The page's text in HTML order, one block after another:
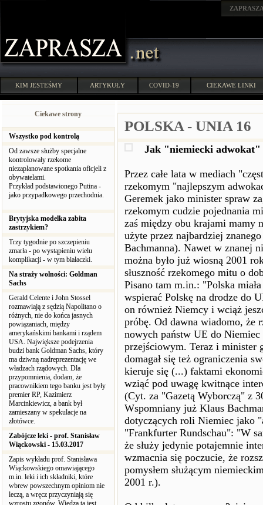
KIM JESTEŚMY ARTYKUŁY COVID-19 CIEKAWE LINKI
Ciekawe strony
Wszystko pod kontrolą
Od zawsze służby specjalne
kontrolowały rzekome
niezaplanowane spotkania oficjeli z
obywatelami.
Przykład podstawionego Putina -
jako przypadkowego przechodnia.
Brytyjska modelka zabita
zastrzykiem?
Trzy tygodnie po szczepieniu
zmarła - po wystąpieniu wielu
komplikacji - w tym białaczki.
Na straży wolności: Goldman
Sachs
Gerald Celente i John Stossel
rozmawiają z sędzią Napolitano o
różnych, nie do końca jasnych
powiązaniach, między
amerykańskimi bankami i rządem
USA. Największe podejrzenia
budzi bank Goldman Sachs, który
ma dziwną nadreprezentację we
władzach rządowych. Dla
przypomnienia, dodam, że
pracownikiem tego banku jest były
premier RP, Kazimierz
Marcinkiewicz, a bank był
zamieszany w spekulacje na
złotówce.
Zabójcze leki - prof. Stanisław
Wiąckowski - 15.03.2017
Zapis wykładu prof. Stanisława
Wiąckowskiego omawiającego
m.in. leki i ich składniki, które
wbrew powszechnym opiniom nie
leczą, a wręcz przyczyniają się
wzrostu zgonów. Wiedza ta jest
POLSKA - UNIA 16
Jak "niemiecki adwokat"
Przez całe lata w mediach
rzekomym "najlepszym
Geremek jako minister spraw
rzekomym cudzie pojednania
zaś między obu krajami mamy
użyte przez najbardziej
Bachmanna). Nawet w znanej
można było już wiosną 2001
słuszność rzekomego mitu o
Pisano tam m.in.: "Polska
wspierać Polskę na drodze do
on również Niemcy i wciąż
próbę. Od dawna wiadomo, że
nowych państw UE do
przejściowym. Teraz i minister
domagał się też ograniczenia
kieruje się (...) faktami
wziąć pod uwagę kwitnące
(Cyt. za "Gazetą Wyborczą" z
Wspomniany już Klaus
dotyczących roli Niemiec jako
"Frankfurter Rundschau": "W
że służy jedynie potajemnie
wzmacnia się poczucie, że
pomysłem służącym
2001 r.).